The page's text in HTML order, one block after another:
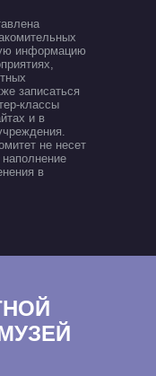
информацию
записаться
классы
и в
не несет
наполнение
в